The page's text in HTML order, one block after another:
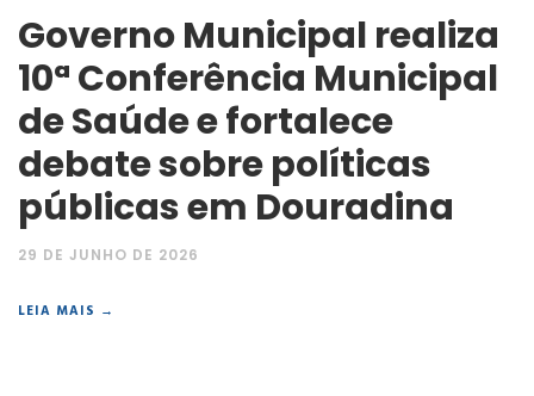
Governo Municipal realiza
10ª Conferência Municipal
de Saúde e fortalece
debate sobre políticas
públicas em Douradina
29 DE JUNHO DE 2026
LEIA MAIS →